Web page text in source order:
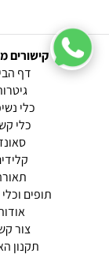
קישורים
דף
כלי
כלי
תופים
צור
תקנון